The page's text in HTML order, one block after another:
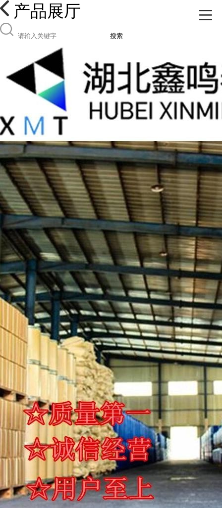
产品展厅
搜索